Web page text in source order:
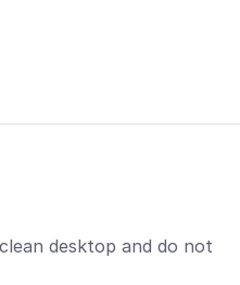
desktop and do not